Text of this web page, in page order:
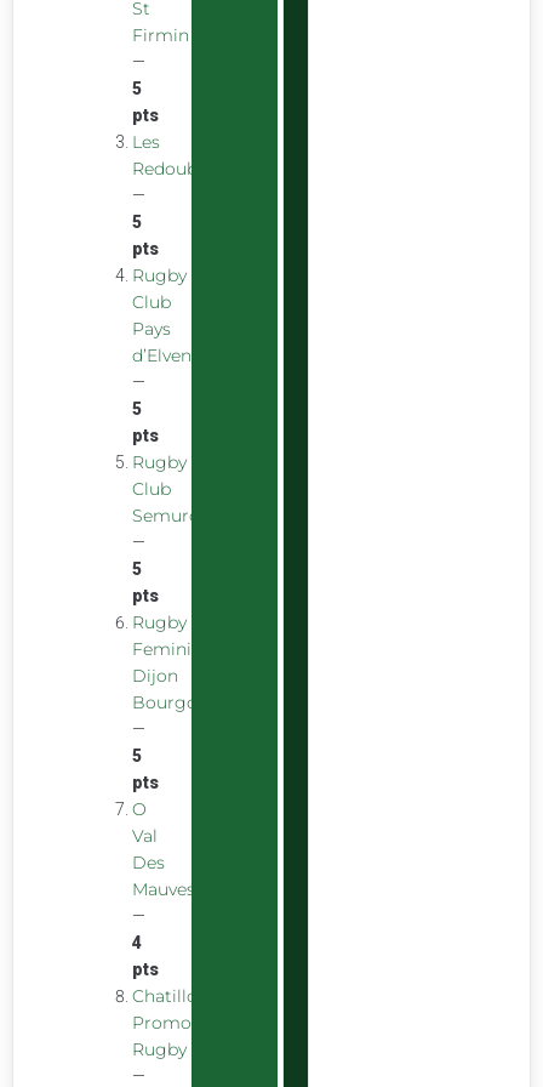
St
Firmin
—
5
pts
Les
Redoubstables
—
5
pts
Rugby
Club
Pays
d’Elven
—
5
pts
Rugby
Club
Semurois
—
5
pts
Rugby
Feminin
Dijon
Bourgogne
—
5
pts
O
Val
Des
Mauves
—
4
pts
Chatillon
Promotion
Rugby
—